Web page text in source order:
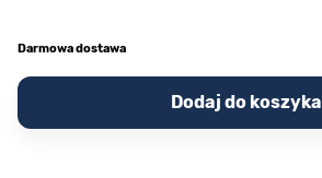
Darmowa dostawa
Dodaj do koszyka